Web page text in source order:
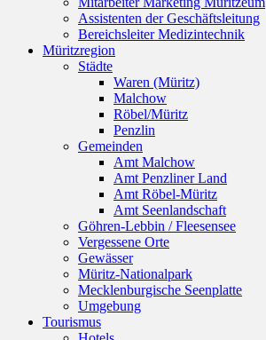
Assistenten der Geschäftsleitung
Bereichsleiter Medizintechnik
Müritzregion
Städte
Waren (Müritz)
Malchow
Röbel/Müritz
Penzlin
Gemeinden
Amt Malchow
Amt Penzliner Land
Amt Röbel-Müritz
Amt Seenlandschaft
Göhren-Lebbin / Fleesensee
Vergessene Orte
Gewässer
Müritz-Nationalpark
Mecklenburgische Seenplatte
Umgebung
Tourismus